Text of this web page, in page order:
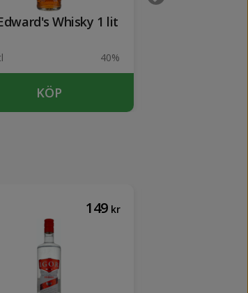
Whisky 1 lit
40%
KÖP
149 kr